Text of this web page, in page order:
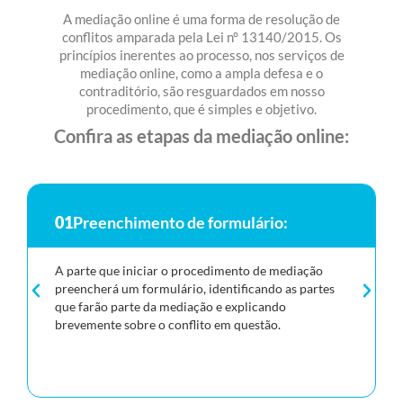
A mediação online é uma forma de resolução de
conflitos amparada pela Lei n° 13140/2015. Os
princípios inerentes ao processo, nos serviços de
mediação online, como a ampla defesa e o
contraditório, são resguardados em nosso
procedimento, que é simples e objetivo.
Confira as etapas da mediação online:
01Preenchimento de formulário:
A parte que iniciar o procedimento de mediação
preencherá um formulário, identificando as partes
que farão parte da mediação e explicando
brevemente sobre o conflito em questão.